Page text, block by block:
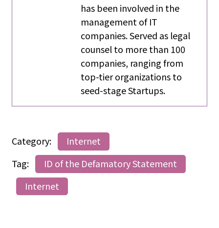
has been involved in the
management of IT
companies. Served as legal
counsel to more than 100
companies, ranging from
top-tier organizations to
seed-stage Startups.
Category:
Internet
Tag:
ID of the Defamatory Statement
Internet